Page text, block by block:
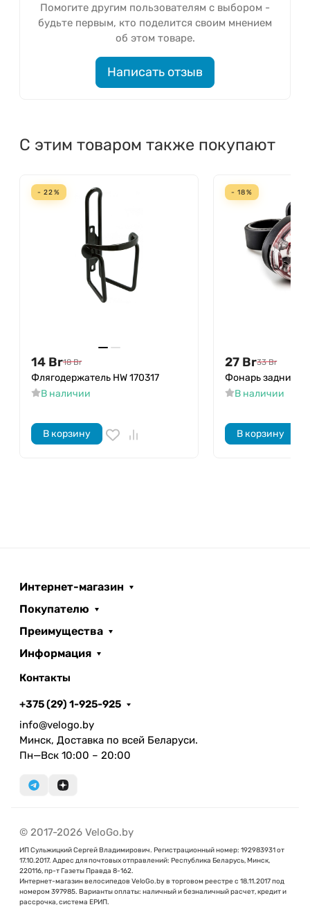
Помогите другим пользователям с выбором -
будьте первым, кто поделится своим мнением
об этом товаре.
Написать отзыв
С этим товаром также покупают
- 22%
14 Br18 Br
Флягодержатель HW 170317
В наличии
В корзину
- 18%
27 Br33 Br
Фонарь задний
В наличии
В корзину
Интернет-магазин
Покупателю
Преимущества
Информация
Контакты
+375 (29) 1-925-925
info@velogo.by
Минск, Доставка по всей Беларуси.
Пн—Вск 10:00 – 20:00
© 2017-2026 VeloGo.by
ИП Сульжицкий Сергей Владимирович. Регистрационный номер: 192983931 от
17.10.2017. Адрес для почтовых отправлений: Республика Беларусь, Минск,
220116, пр-т Газеты Правда 8-162.
Интернет-магазин велосипедов VeloGo.by в торговом реестре с 18.11.2017 под
номером 397985. Варианты оплаты: наличный и безналичный расчет, кредит и
рассрочка, система ЕРИП.